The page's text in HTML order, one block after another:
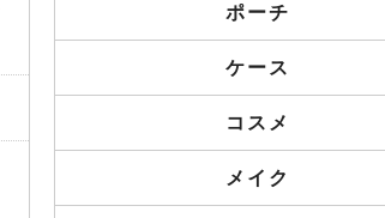
ポーチ
ケース
コスメ
メイク